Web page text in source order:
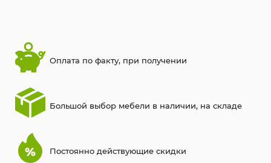
Оплата по факту, при получении
Большой выбор мебели в наличии, на складе
Постоянно действующие скидки